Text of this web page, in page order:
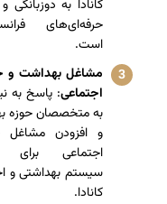
کانادا به دوزبانگی
حرفه‌ای‌های
است.
مشاغل بهداشت و
اجتماعی: پاسخ به
به متخصصان حوزه
و افزودن مشاغل
اجتماعی برای
سیستم بهداشتی و
کانادا.